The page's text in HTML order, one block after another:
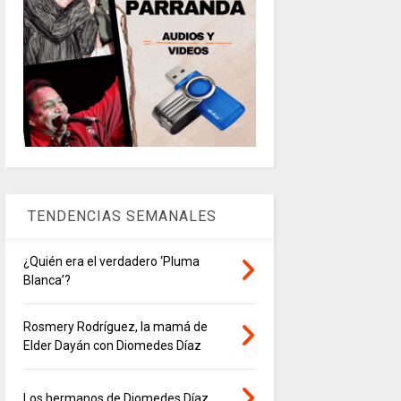
TENDENCIAS SEMANALES
¿Quién era el verdadero ‘Pluma
Blanca’?
Rosmery Rodríguez, la mamá de
Elder Dayán con Diomedes Díaz